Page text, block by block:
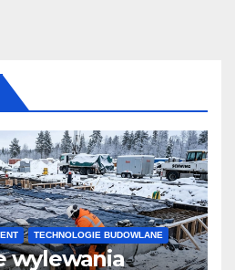
TECHNOLOGIE BUDOWLANE
wylewania